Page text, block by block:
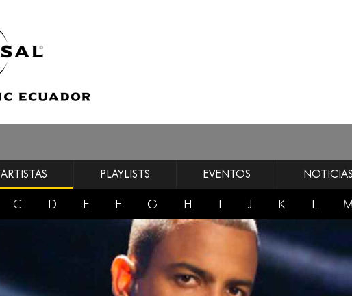
ARTISTAS PLAYLISTS EVENTOS NOTICIAS
C D E F G H I J K L M